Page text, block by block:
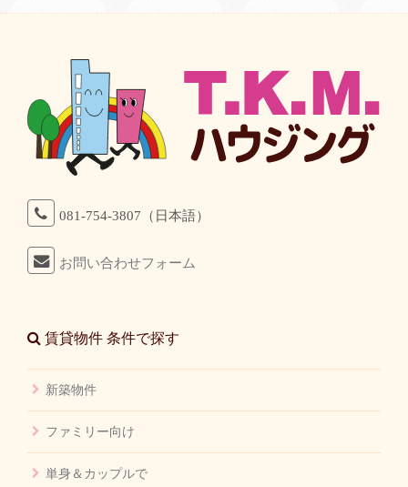
081-754-3807（日本語）
お問い合わせフォーム
賃貸物件 条件で探す
新築物件
ファミリー向け
単身＆カップルで